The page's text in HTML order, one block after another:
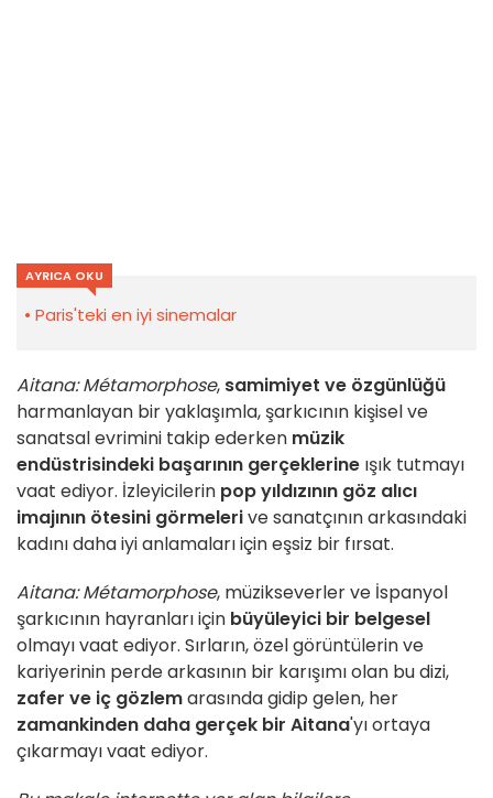
AYRICA OKU
Paris'teki en iyi sinemalar
Aitana: Métamorphose, samimiyet ve özgünlüğü
harmanlayan bir yaklaşımla, şarkıcının kişisel ve
sanatsal evrimini takip ederken müzik
endüstrisindeki başarının gerçeklerine ışık tutmayı
vaat ediyor. İzleyicilerin pop yıldızının göz alıcı
imajının ötesini görmelerive sanatçının arkasındaki
kadını daha iyi anlamaları için eşsiz bir fırsat.
Aitana: Métamorphose, müzikseverler ve İspanyol
şarkıcının hayranları için büyüleyici bir belgesel
olmayı vaat ediyor. Sırların, özel görüntülerin ve
kariyerinin perde arkasının bir karışımı olan bu dizi,
zafer ve iç gözlemarasında gidip gelen, her
zamankinden daha gerçek bir Aitana'yı ortaya
çıkarmayı vaat ediyor.